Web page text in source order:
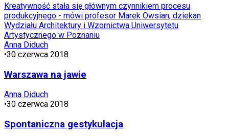
Kreatywność stała się głównym czynnikiem procesu
produkcyjnego - mówi profesor Marek Owsian, dziekan
Wydziału Architektury i Wzornictwa Uniwersytetu
Artystycznego w Poznaniu
Anna Diduch
•30 czerwca 2018
Warszawa na jawie
Anna Diduch
•30 czerwca 2018
Spontaniczna gestykulacja